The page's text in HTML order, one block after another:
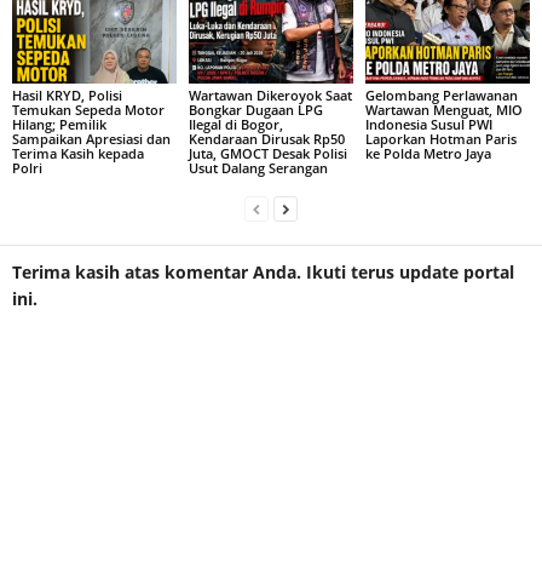
Hasil KRYD, Polisi
Temukan Sepeda Motor
Hilang; Pemilik
Sampaikan Apresiasi dan
Terima Kasih kepada
Polri
Wartawan Dikeroyok Saat
Bongkar Dugaan LPG
Ilegal di Bogor,
Kendaraan Dirusak Rp50
Juta, GMOCT Desak Polisi
Usut Dalang Serangan
Gelombang Perlawanan
Wartawan Menguat, MIO
Indonesia Susul PWI
Laporkan Hotman Paris
ke Polda Metro Jaya
Terima kasih atas komentar Anda. Ikuti terus update portal
ini.